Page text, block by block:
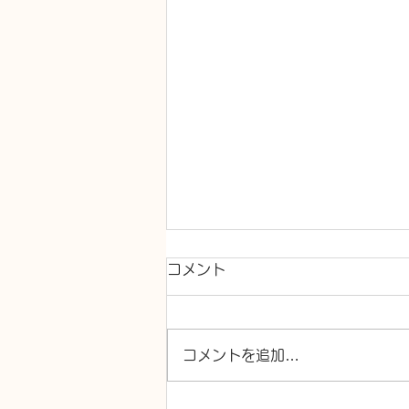
コメント
コメントを追加…